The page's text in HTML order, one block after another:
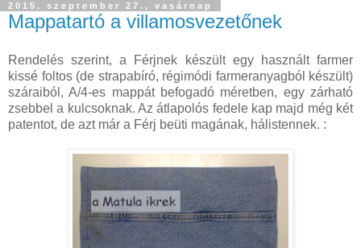
2015. szeptember 27., vasárnap
Mappatartó a villamosvezetőnek
Rendelés szerint, a Férjnek készült egy használt farmer
kissé foltos (de strapabíró, régimódi farmeranyagból készült)
száraiból, A/4-es mappát befogadó méretben, egy zárható
zsebbel a kulcsoknak. Az átlapolós fedele kap majd még két
patentot, de azt már a Férj beüti magának, hálistennek. :